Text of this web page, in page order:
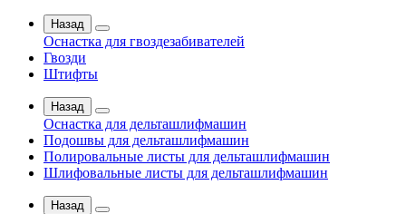
Назад
Оснастка для гвоздезабивателей
Гвозди
Штифты
Назад
Оснастка для дельташлифмашин
Подошвы для дельташлифмашин
Полировальные листы для дельташлифмашин
Шлифовальные листы для дельташлифмашин
Назад